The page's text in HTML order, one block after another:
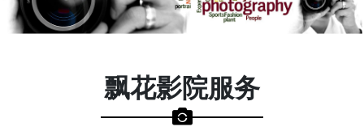
飘花影院服务